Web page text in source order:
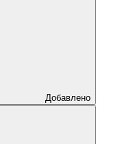
Добавлено